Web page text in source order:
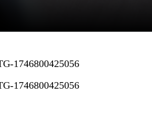
1746800425056
1746800425056